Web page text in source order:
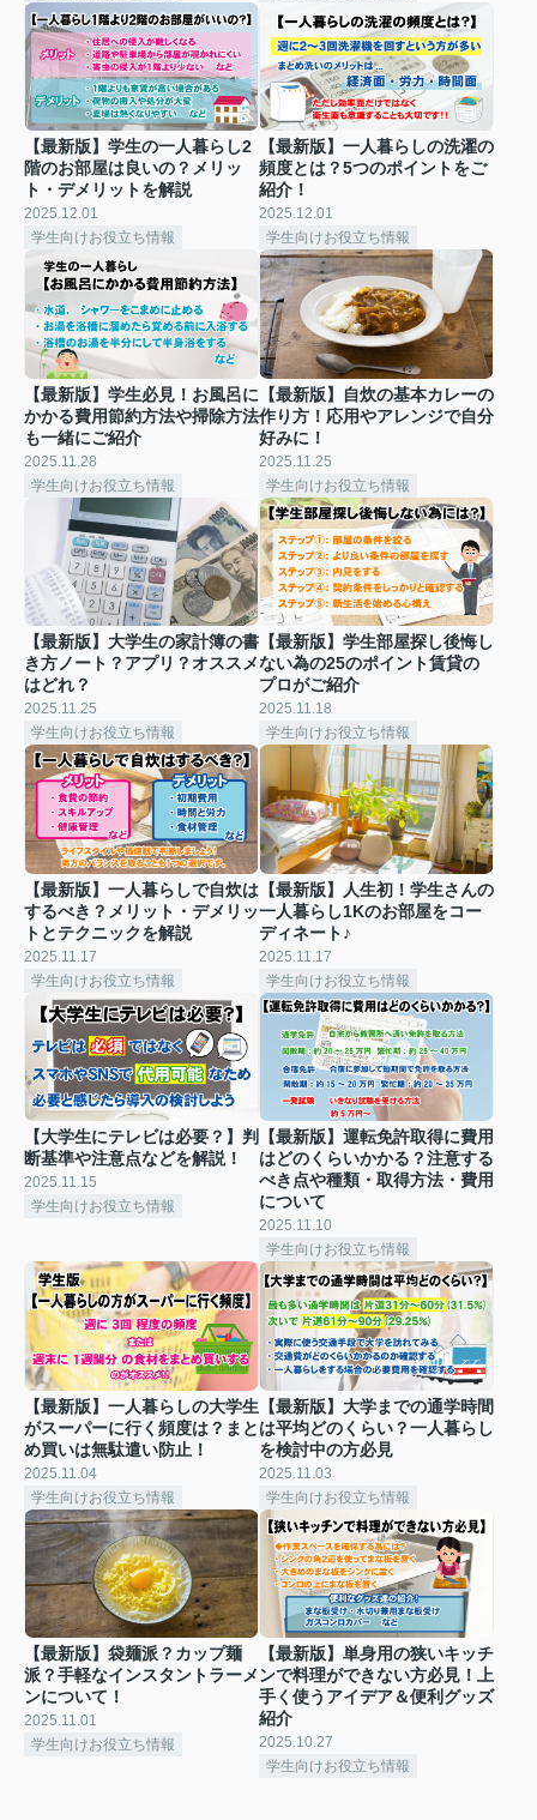
【最新版】学生の一人暮らし2
階のお部屋は良いの？メリッ
ト・デメリットを解説
2025.12.01
学生向けお役立ち情報
【最新版】一人暮らしの洗濯の
頻度とは？5つのポイントをご
紹介！
2025.12.01
学生向けお役立ち情報
【最新版】学生必見！お風呂に
かかる費用節約方法や掃除方法
も一緒にご紹介
2025.11.28
学生向けお役立ち情報
【最新版】自炊の基本カレーの
作り方！応用やアレンジで自分
好みに！
2025.11.25
学生向けお役立ち情報
【最新版】大学生の家計簿の書
き方ノート？アプリ？オススメ
はどれ？
2025.11.25
学生向けお役立ち情報
【最新版】学生部屋探し後悔し
ない為の25のポイント賃貸の
プロがご紹介
2025.11.18
学生向けお役立ち情報
【最新版】一人暮らしで自炊は
するべき？メリット・デメリッ
トとテクニックを解説
2025.11.17
学生向けお役立ち情報
【最新版】人生初！学生さんの
一人暮らし1Kのお部屋をコー
ディネート♪
2025.11.17
学生向けお役立ち情報
【大学生にテレビは必要？】判
断基準や注意点などを解説！
2025.11.15
学生向けお役立ち情報
【最新版】運転免許取得に費用
はどのくらいかかる？注意する
べき点や種類・取得方法・費用
について
2025.11.10
学生向けお役立ち情報
【最新版】一人暮らしの大学生
がスーパーに行く頻度は？まと
め買いは無駄遣い防止！
2025.11.04
学生向けお役立ち情報
【最新版】大学までの通学時間
は平均どのくらい？一人暮らし
を検討中の方必見
2025.11.03
学生向けお役立ち情報
【最新版】袋麺派？カップ麺
派？手軽なインスタントラーメ
ンについて！
2025.11.01
学生向けお役立ち情報
【最新版】単身用の狭いキッチ
ンで料理ができない方必見！上
手く使うアイデア＆便利グッズ
紹介
2025.10.27
学生向けお役立ち情報